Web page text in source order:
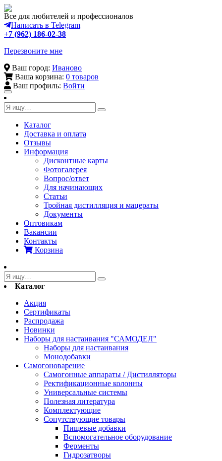
Все для любителей и профессионалов
Написать в Telegram
+7 (962) 186-02-38
Перезвоните мне
Ваш город: Иваново
Ваша корзина: 0 товаров
Ваш профиль: Войти
Toggle
navigation
Каталог
Доставка и оплата
Отзывы
Информация
Дисконтные карты
Фотогалерея
Вопрос/ответ
Для начинающих
Статьи
Тройная дистилляция и мацераты
Документы
Оптовикам
Вакансии
Контакты
Корзина
Каталог
Акция
Сертификаты
Распродажа
Новинки
Наборы для настаивания "САМОДЕЛ"
Наборы для настаивания
Монодобавки
Самогоноварение
Самогонные аппараты / Дистилляторы
Ректификационные колонны
Универсальные системы
Полезная литература
Комплектующие
Сопутствующие товары
Пищевые добавки
Вспомогательное оборудование
Ферменты
Гидрозатворы